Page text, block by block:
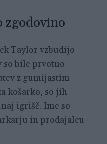
zgodovino
Taylor vzbudijo
so bile prvotno
z gumijastim
košarko, so jih
igrišč. Ime so
in prodajalcu